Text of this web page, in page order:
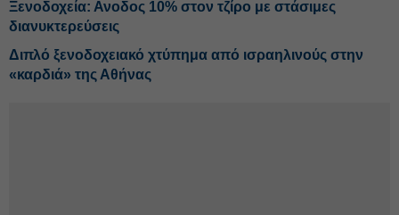
Ξενοδοχεία: Ανοδος 10% στον τζίρο με στάσιμες
διανυκτερεύσεις
Διπλό ξενοδοχειακό χτύπημα από ισραηλινούς στην
«καρδιά» της Αθήνας